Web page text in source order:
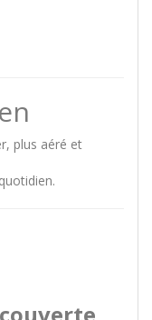
plus aéré et